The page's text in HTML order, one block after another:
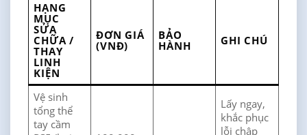
HẠNG
MỤC
SỬA
CHỮA /
THAY
LINH
KIỆN
ĐƠN GIÁ
(VNĐ)
BẢO
HÀNH GHI CHÚ
Vệ sinh
tổng thể
tay cầm
Lấy ngay,
khắc phục
lỗi chập